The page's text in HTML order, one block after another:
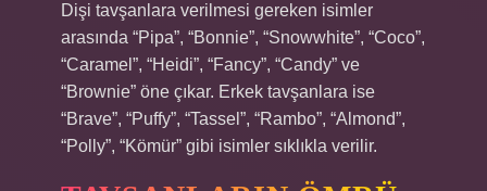
Dişi tavşanlara verilmesi gereken isimler
arasında “Pipa”, “Bonnie”, “Snowwhite”, “Coco”,
“Caramel”, “Heidi”, “Fancy”, “Candy” ve
“Brownie” öne çıkar. Erkek tavşanlara ise
“Brave”, “Puffy”, “Tassel”, “Rambo”, “Almond”,
“Polly”, “Kömür” gibi isimler sıklıkla verilir.